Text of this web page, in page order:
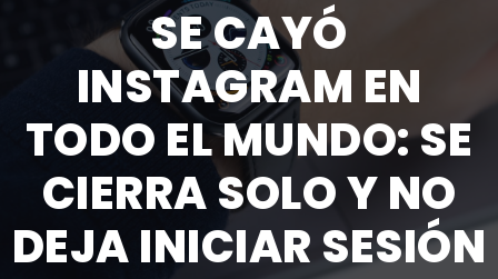
SE CAYÓ
INSTAGRAM EN
TODO EL MUNDO: SE
CIERRA SOLO Y NO
DEJA INICIAR SESIÓN